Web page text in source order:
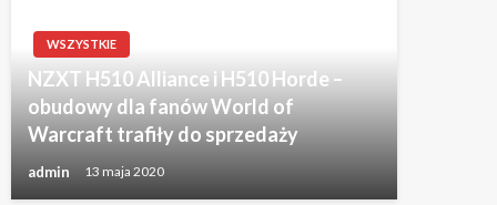
WSZYSTKIE
NZXT H510 Alliance i H510 Horde –
obudowy dla fanów World of
Warcraft trafiły do sprzedaży
admin 13 maja 2020